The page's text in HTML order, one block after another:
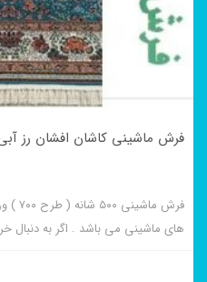
فرش ماشینی کاشان افشان رز
فرش
های ماشینی می باشد . اگر به دنبال